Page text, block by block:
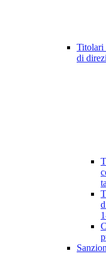
Titolari
di